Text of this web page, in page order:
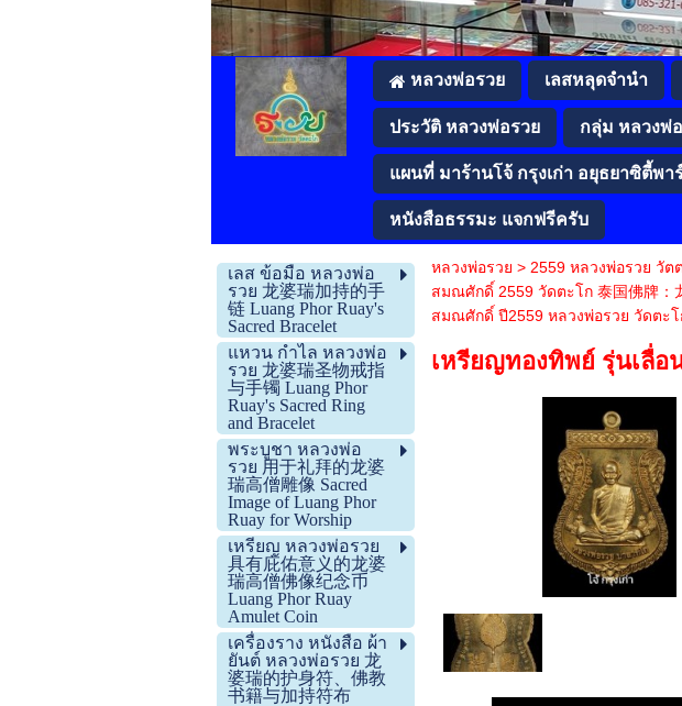
หลวงพ่อรวย เลสหลุดจำนำ
ประวัติ หลวงพ่อรวย กลุ่ม หลวงพ่
แผนที่ มาร้านโจ้ กรุงเก่า อยุธยาซิตี้พา
หนังสือธรรมะ แจกฟรีครับ
เลส ข้อมือ หลวงพ่อ
รวย 龙婆瑞加持的手
链 Luang Phor Ruay's
Sacred Bracelet
แหวน กำไล หลวงพ่อ
รวย 龙婆瑞圣物戒指
与手镯 Luang Phor
Ruay's Sacred Ring
and Bracelet
พระบูชา หลวงพ่อ
รวย 用于礼拜的龙婆
瑞高僧雕像 Sacred
Image of Luang Phor
Ruay for Worship
เหรียญ หลวงพ่อรวย
具有庇佑意义的龙婆
瑞高僧佛像纪念币
Luang Phor Ruay
Amulet Coin
เครื่องราง หนังสือ ผ้า
ยันต์ หลวงพ่อรวย 龙
婆瑞的护身符、佛教
书籍与加持符布
หลวงพ่อรวย > 2559 หลวงพ่อรวย วัต
สมณศักดิ์ 2559 วัดตะโก 泰国佛牌：
สมณศักดิ์ ปี2559 หลวงพ่อรวย วัดตะโ
เหรียญทองทิพย์ รุ่นเลื่อ